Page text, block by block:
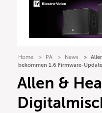
Home PA News
bekommen 1.6 Firmware-Update
Allen &